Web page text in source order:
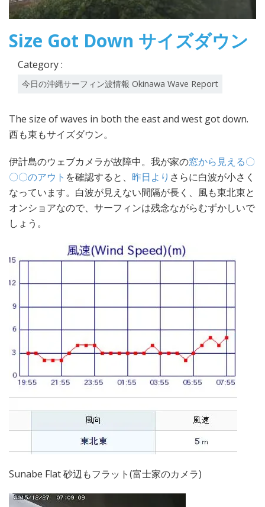
Size Got Down サイズダウン
Category :
今日の沖縄サーフィン波情報 Okinawa Wave Report
The size of waves in both the east and west got down.
西も東もサイズダウン。
伊計島のウェブカメラが故障中。我が家の窓から見える〇
〇〇のアウト を確認すると、 昨日より さらに白波が小さく
なっています。白波が見えない間隔が長く、風も東北東と
オンショアなので、サーフィンは残念ながらむずかしいで
しょう。
Sunabe Flat 砂辺もフラット(富士家のカメラ)